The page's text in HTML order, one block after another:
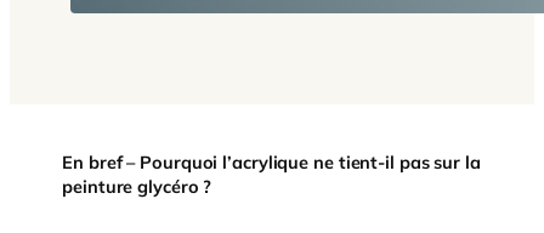
En bref – Pourquoi l’acrylique ne tient-il pas sur la
peinture glycéro ?